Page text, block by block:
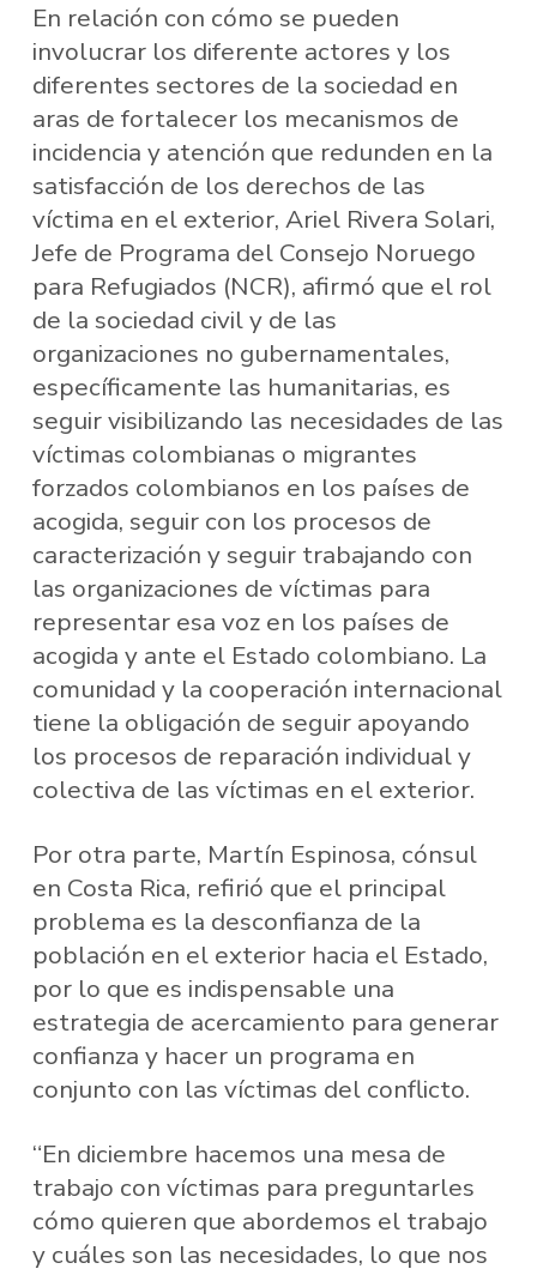
En relación con cómo se pueden
involucrar los diferente actores y los
diferentes sectores de la sociedad en
aras de fortalecer los mecanismos de
incidencia y atención que redunden en la
satisfacción de los derechos de las
víctima en el exterior, Ariel Rivera Solari,
Jefe de Programa del Consejo Noruego
para Refugiados (NCR), afirmó que el rol
de la sociedad civil y de las
organizaciones no gubernamentales,
específicamente las humanitarias, es
seguir visibilizando las necesidades de las
víctimas colombianas o migrantes
forzados colombianos en los países de
acogida, seguir con los procesos de
caracterización y seguir trabajando con
las organizaciones de víctimas para
representar esa voz en los países de
acogida y ante el Estado colombiano. La
comunidad y la cooperación internacional
tiene la obligación de seguir apoyando
los procesos de reparación individual y
colectiva de las víctimas en el exterior.
Por otra parte, Martín Espinosa, cónsul
en Costa Rica, refirió que el principal
problema es la desconfianza de la
población en el exterior hacia el Estado,
por lo que es indispensable una
estrategia de acercamiento para generar
confianza y hacer un programa en
conjunto con las víctimas del conflicto.
“En diciembre hacemos una mesa de
trabajo con víctimas para preguntarles
cómo quieren que abordemos el trabajo
y cuáles son las necesidades, lo que nos